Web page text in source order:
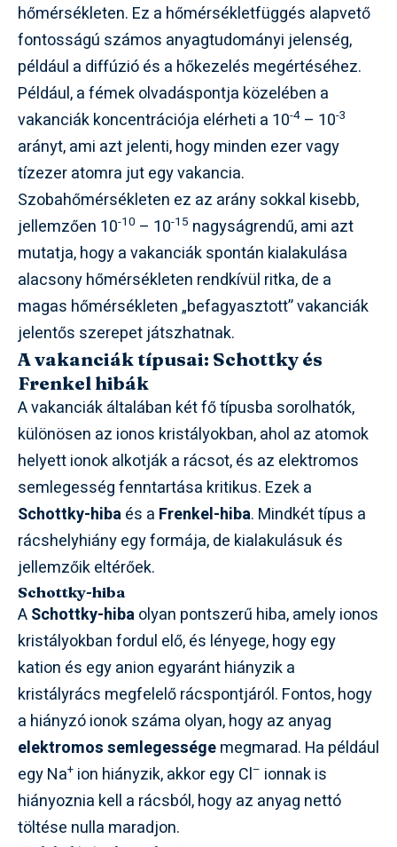
hőmérsékleten. Ez a hőmérsékletfüggés alapvető
fontosságú számos anyagtudományi jelenség,
például a diffúzió és a hőkezelés megértéséhez.
Például, a fémek olvadáspontja közelében a
vakanciák koncentrációja elérheti a 10-4 – 10-3
arányt, ami azt jelenti, hogy minden ezer vagy
tízezer atomra jut egy vakancia.
Szobahőmérsékleten ez az arány sokkal kisebb,
jellemzően 10-10 – 10-15 nagyságrendű, ami azt
mutatja, hogy a vakanciák spontán kialakulása
alacsony hőmérsékleten rendkívül ritka, de a
magas hőmérsékleten „befagyasztott” vakanciák
jelentős szerepet játszhatnak.
A vakanciák típusai: Schottky és
Frenkel hibák
A vakanciák általában két fő típusba sorolhatók,
különösen az ionos kristályokban, ahol az atomok
helyett ionok alkotják a rácsot, és az elektromos
semlegesség fenntartása kritikus. Ezek a
Schottky-hibaés a Frenkel-hiba. Mindkét típus a
rácshelyhiány egy formája, de kialakulásuk és
jellemzőik eltérőek.
Schottky-hiba
ASchottky-hibaolyan pontszerű hiba, amely ionos
kristályokban fordul elő, és lényege, hogy egy
kation és egy anion egyaránt hiányzik a
kristályrács megfelelő rácspontjáról. Fontos, hogy
a hiányzó ionok száma olyan, hogy az anyag
elektromos semlegességemegmarad. Ha például
egy Na+ ion hiányzik, akkor egy Cl– ionnak is
hiányoznia kell a rácsból, hogy az anyag nettó
töltése nulla maradjon.